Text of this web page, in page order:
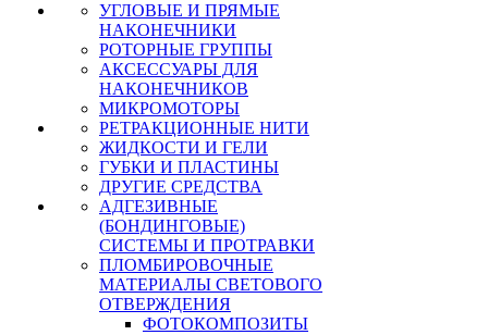
УГЛОВЫЕ И ПРЯМЫЕ
НАКОНЕЧНИКИ
РОТОРНЫЕ ГРУППЫ
АКСЕССУАРЫ ДЛЯ
НАКОНЕЧНИКОВ
МИКРОМОТОРЫ
РЕТРАКЦИОННЫЕ НИТИ
ЖИДКОСТИ И ГЕЛИ
ГУБКИ И ПЛАСТИНЫ
ДРУГИЕ СРЕДСТВА
АДГЕЗИВНЫЕ
(БОНДИНГОВЫЕ)
СИСТЕМЫ И ПРОТРАВКИ
ПЛОМБИРОВОЧНЫЕ
МАТЕРИАЛЫ СВЕТОВОГО
ОТВЕРЖДЕНИЯ
ФОТОКОМПОЗИТЫ